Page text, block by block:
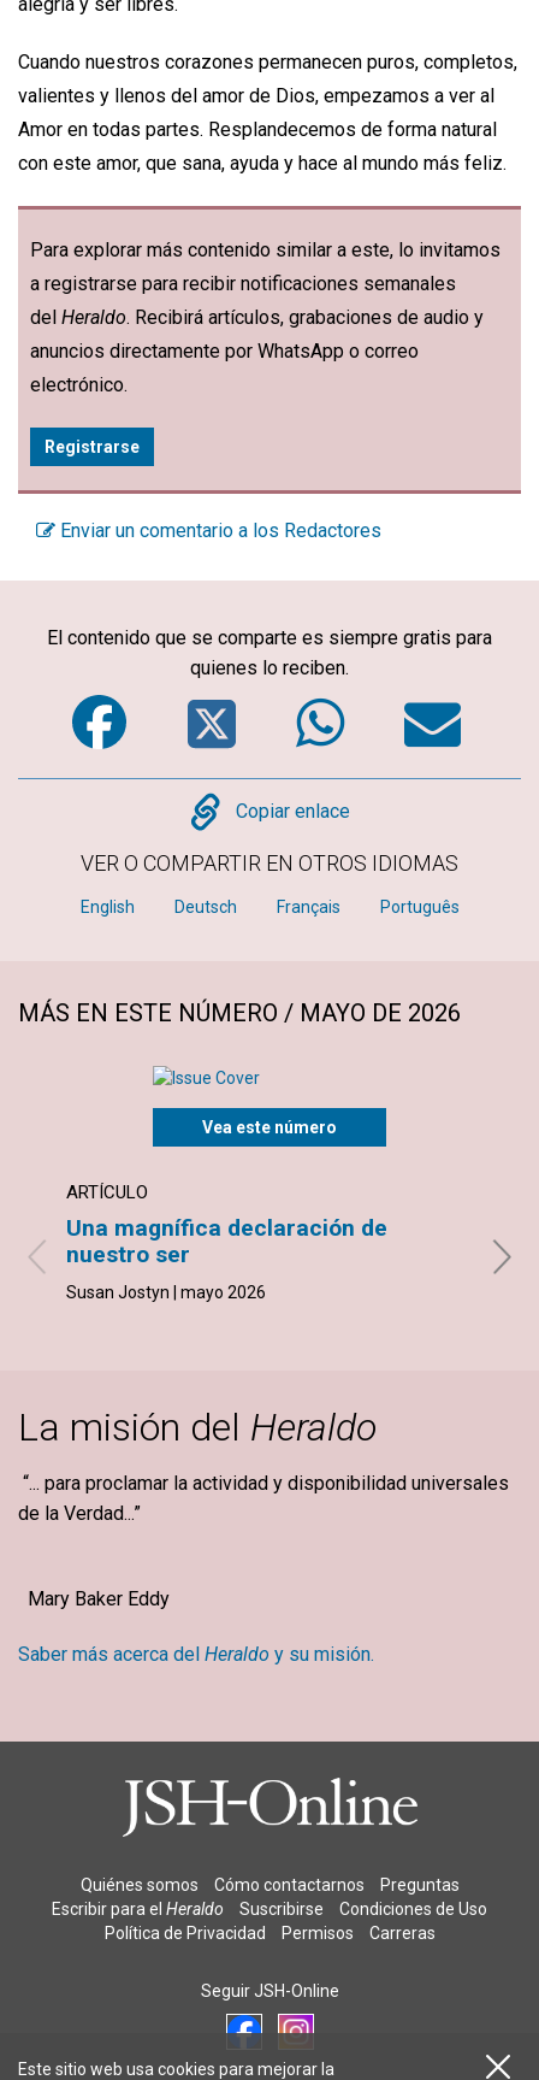
Cuando nuestros corazones permanecen puros, completos,
valientes y llenos del amor de Dios, empezamos a ver al
Amor en todas partes. Resplandecemos de forma natural
con este amor, que sana, ayuda y hace al mundo más feliz.
Para explorar más contenido similar a este, lo invitamos
a registrarse para recibir notificaciones semanales
del Heraldo. Recibirá artículos, grabaciones de audio y
anuncios directamente por WhatsApp o correo
electrónico.
Registrarse
Enviar un comentario a los Redactores
El contenido que se comparte es siempre gratis para
quienes lo reciben.
Facebook
Twitter
Copy
Copiar enlace
VER O COMPARTIR EN OTROS IDIOMAS
English Deutsch Français Português
MÁS EN ESTE NÚMERO / MAYO DE 2026
Vea este número
ARTÍCULO
Una magnífica declaración de
nuestro ser
Susan Jostyn | mayo 2026
La misión del Heraldo
“... para proclamar la actividad y disponibilidad universales
de la Verdad...”
Mary Baker Eddy
Saber más acerca del Heraldo y su misión.
Quiénes somos Cómo contactarnos
Preguntas
Escribir para el Heraldo Suscribirse
Condiciones de Uso
Política de Privacidad
Permisos Carreras
Seguir JSH-Online
Este sitio web usa cookies para mejorar la